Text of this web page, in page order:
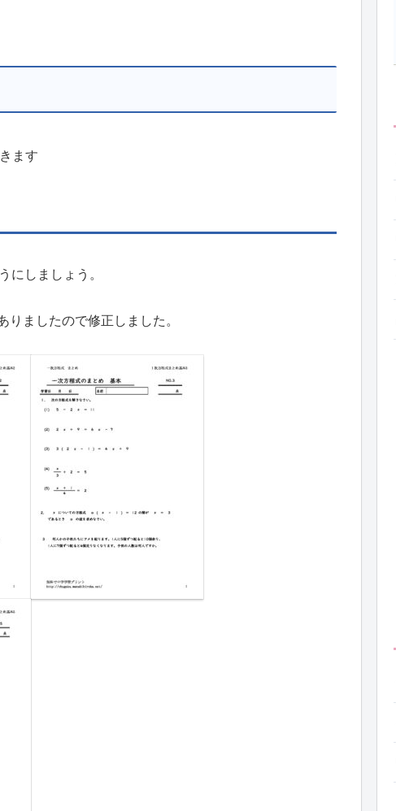
ます
にしましょう。
ましたので修正しました。